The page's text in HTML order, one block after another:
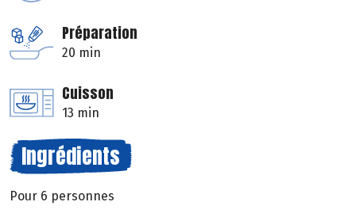
Préparation
20 min
Cuisson
13 min
Ingrédients
Pour 6 personnes